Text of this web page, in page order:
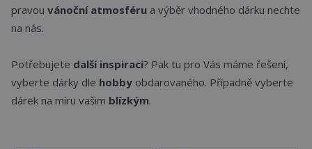
pravou vánoční atmosféru a výběr vhodného dárku nechte
na nás.
Potřebujete další inspiraci? Pak tu pro Vás máme řešení,
vyberte dárky dle hobby obdarovaného. Případně vyberte
dárek na míru vašim blízkým.